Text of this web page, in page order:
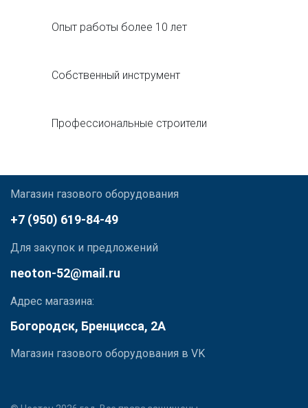
Опыт работы более 10 лет
Собственный инструмент
Профессиональные строители
Магазин газового оборудования
+7 (950) 619-84-49
Для закупок и предложений
neoton-52@mail.ru
Адрес магазина:
Богородск, Бренцисса, 2А
Магазин газового оборудования в VK